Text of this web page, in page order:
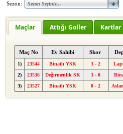
Sezon:
Maçlar Attığı Goller Kartlar
Maç No Ev Sahibi Skor
1) 23544 Binatlı YSK 3 - 2
2)
23536 Değirmenlik SK 3 - 0
3)
23527 Binatlı YSK 0 - 2